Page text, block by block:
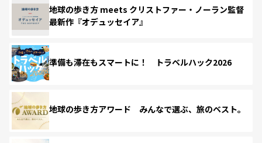
地球の歩き方 meets クリストファー・ノーラン監督
最新作『オデュッセイア』
準備も滞在もスマートに！ トラベルハック2026
地球の歩き方アワード みんなで選ぶ、旅のベスト。